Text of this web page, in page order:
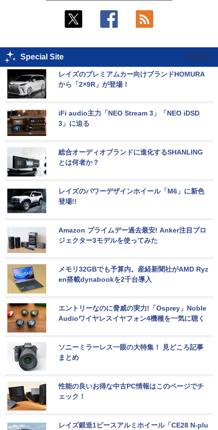
Special Site
レイズのプレミアムカー向けブランドHOMURA
から「2×9R」が登場！
iFi audio主力「NEO Stream 3」「NEO iDSD
3」に迫る
総合オーディオブランドに進化するSHANLING
とは何者か？
レイズのパワーデザインホイール「M6」に新色
登場!!
Amazon プライムデー過去最安! Anker注目プロ
ジェクター3モデルを使ってみた
メモリ32GBでも予算内。産経新聞社がAMD Ryz
en搭載dynabookを2千台導入
エントリーなのに脅威の実力!「Osprey」Noble
Audioワイヤレスイヤフォン4機種を一気に聴く
ソニーミラーレス一眼の大特集！ 見どころ記事
まとめ
性能の良いお得な中古PC情報はこのページでチ
ェック！
レイズ鍛造1ピースアルミホイール「CE28 N-plu